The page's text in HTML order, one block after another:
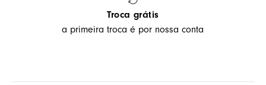
Troca grátis
a primeira troca é por nossa conta